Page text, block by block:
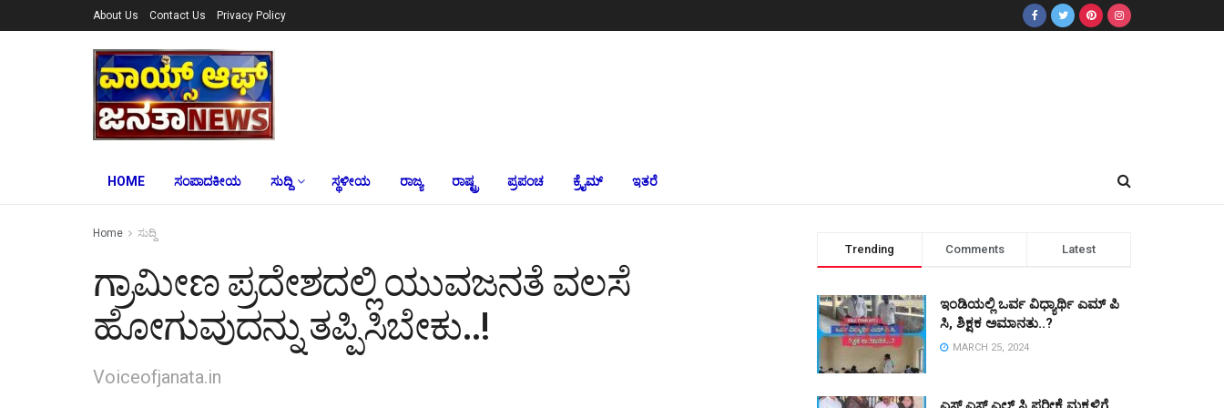
About Us Contact Us Privacy Policy
HOME ಸಂಪಾದಕೀಯ ಸುದ್ದಿ ಸ್ಥಳೀಯ ರಾಜ್ಯ ರಾಷ್ಟ್ರ ಪ್ರಪಂಚ ಕ್ರೈಮ್‌ ಇತರೆ
Home ಸುದ್ದಿ
ಗ್ರಾಮೀಣ ಪ್ರದೇಶದಲ್ಲಿ ಯುವಜನತೆ ವಲಸೆ
ಹೋಗುವುದನ್ನು ತಪ್ಪಿಸಿಬೇಕು..!
Voiceofjanata.in
Trending Comments Latest
ಇಂಡಿಯಲ್ಲಿ ಒರ್ವ ವಿಧ್ಯಾರ್ಥಿ ಎಮ್ ಪಿ
ಸಿ, ಶಿಕ್ಷಕ ಅಮಾನತು..?
MARCH 25, 2024